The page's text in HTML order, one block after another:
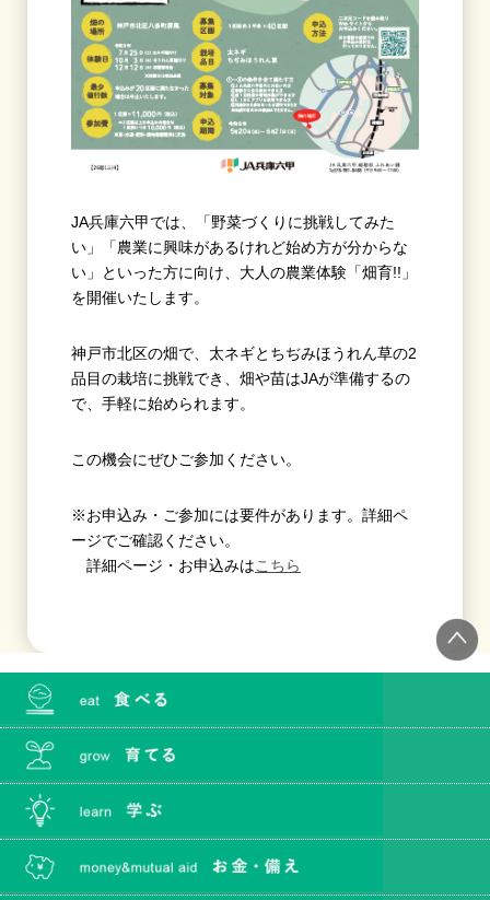
JA兵庫六甲では、「野菜づくりに挑戦してみた
い」「農業に興味があるけれど始め方が分からな
い」といった方に向け、大人の農業体験「畑育!!」
を開催いたします。
神戸市北区の畑で、太ネギとちぢみほうれん草の2
品目の栽培に挑戦でき、畑や苗はJAが準備するの
で、手軽に始められます。
この機会にぜひご参加ください。
※お申込み・ご参加には要件があります。詳細ペ
ージでご確認ください。
詳細ページ・お申込みはこちら